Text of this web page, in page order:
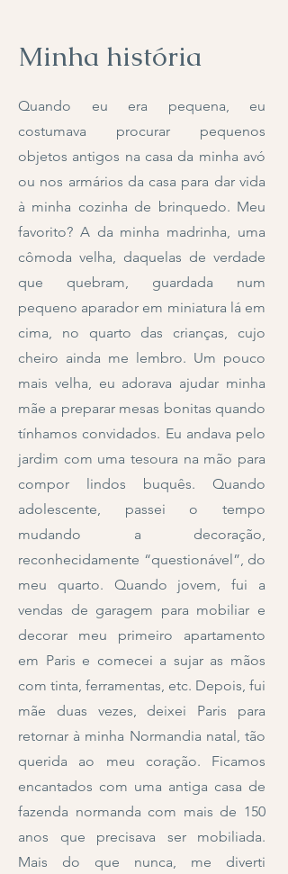
Minha história
Quando eu era pequena, eu
costumava procurar pequenos
objetos antigos na casa da minha avó
ou nos armários da casa para dar vida
à minha cozinha de brinquedo. Meu
favorito? A da minha madrinha, uma
cômoda velha, daquelas de verdade
que quebram, guardada num
pequeno aparador em miniatura lá em
cima, no quarto das crianças, cujo
cheiro ainda me lembro. Um pouco
mais velha, eu adorava ajudar minha
mãe a preparar mesas bonitas quando
tínhamos convidados. Eu andava pelo
jardim com uma tesoura na mão para
compor lindos buquês. Quando
adolescente, passei o tempo
mudando a decoração,
reconhecidamente “questionável”, do
meu quarto. Quando jovem, fui a
vendas de garagem para mobiliar e
decorar meu primeiro apartamento
em Paris e comecei a sujar as mãos
com tinta, ferramentas, etc. Depois, fui
mãe duas vezes, deixei Paris para
retornar à minha Normandia natal, tão
querida ao meu coração. Ficamos
encantados com uma antiga casa de
fazenda normanda com mais de 150
anos que precisava ser mobiliada.
Mais do que nunca, me diverti